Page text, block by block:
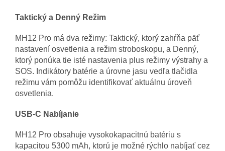
Taktický a Denný Režim
MH12 Pro má dva režimy: Taktický, ktorý zahŕňa päť
nastavení osvetlenia a režim stroboskopu, a Denný,
ktorý ponúka tie isté nastavenia plus režimy výstrahy a
SOS. Indikátory batérie a úrovne jasu vedľa tlačidla
režimu vám pomôžu identifikovať aktuálnu úroveň
osvetlenia.
USB-C Nabíjanie
MH12 Pro obsahuje vysokokapacitnú batériu s
kapacitou 5300 mAh, ktorú je možné rýchlo nabíjať cez